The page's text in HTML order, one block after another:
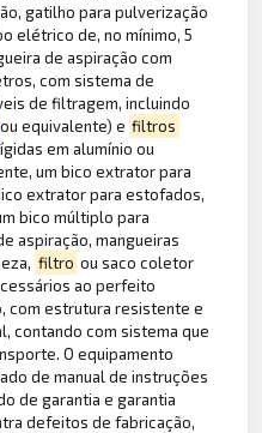
gatilho para pulverização
elétrico de, no mínimo, 5
de aspiração com
com sistema de
de filtragem, incluindo
ou equivalente) e filtros
em alumínio ou
um bico extrator para
extrator para estofados,
bico múltiplo para
aspiração, mangueiras
filtro ou saco coletor
ao perfeito
com estrutura resistente e
contando com sistema que
O equipamento
de manual de instruções
de garantia e garantia
defeitos de fabricação,